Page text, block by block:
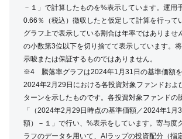
－１」で計算したものを%表示しています。運用
0.66％（税込）徴収したと仮定して計算を行って
グラフ上で表示している割合は年率ではありませ
の小数第3位以下を切り捨てて表示しています。
示唆または保証するものではありません。
※4 騰落率グラフは2024年1月31日の基準価額を
2024年2月29日における各投資対象ファンドおよ
ターンを示したものです。各投資対象ファンドの
「（2024年2月29日時点の基準価額／2024年1月
額）－１」で行い、%表示をしています。寄与度
ラフのデータを用いて、AIラップの投資配分（指